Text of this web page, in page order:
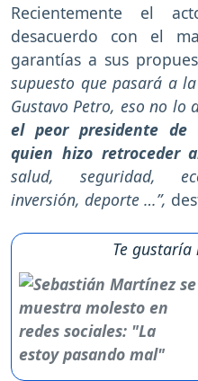
Recientemente el
desacuerdo con el
garantías a sus
supuesto que pasará a
Gustavo Petro, eso no lo
el peor presidente de
quien hizo retroceder
salud, seguridad,
inversión, deporte …”,
Te